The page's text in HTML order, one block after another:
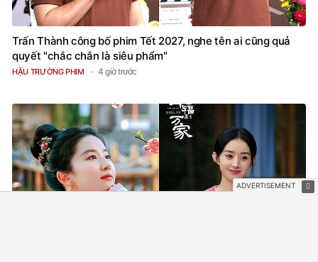
Trấn Thành công bố phim Tết 2027, nghe tên ai cũng quả
quyết "chắc chắn là siêu phẩm"
HẬU TRƯỜNG PHIM 4 giờ trước